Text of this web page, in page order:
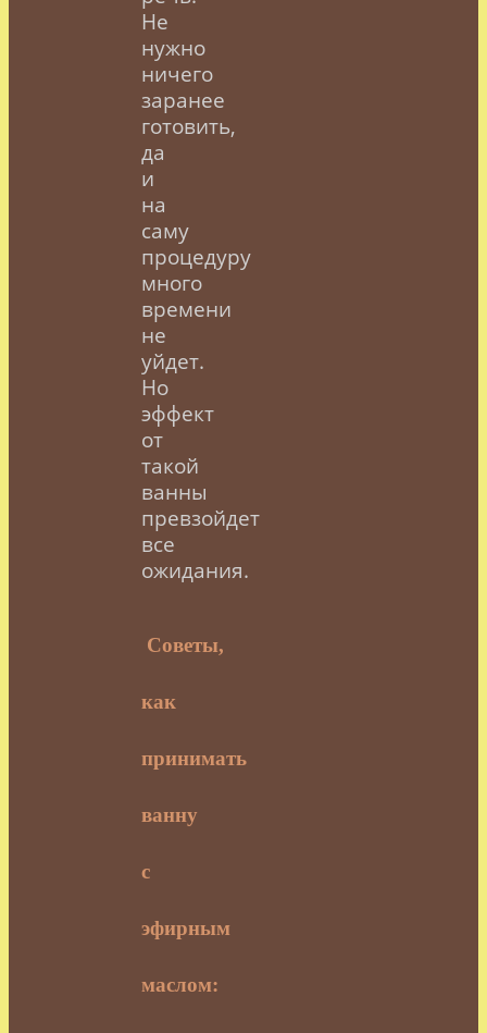
Не
нужно
ничего
заранее
готовить,
да
и
на
саму
процедуру
много
времени
не
уйдет.
Но
эффект
от
такой
ванны
превзойдет
все
ожидания.
Советы,
как
принимать
ванну
с
эфирным
маслом: